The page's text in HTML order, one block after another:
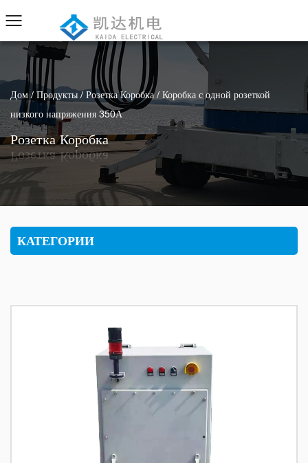
Дом/Продукты / Розетка Коробка/ Коробка с одной розеткой
низкого напряжения 350А
Розетка Коробка
КАТЕГОРИИ